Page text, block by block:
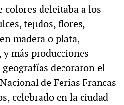
colores deleitaba a los
tejidos, flores,
madera o plata,
más producciones
decoraron el
de Ferias Francas
celebrado en la ciudad